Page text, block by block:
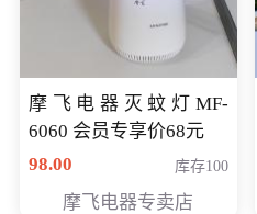
摩飞电器灭蚊灯MF-
6060 会员专享价68元
98.00
库存100
摩飞电器专卖店